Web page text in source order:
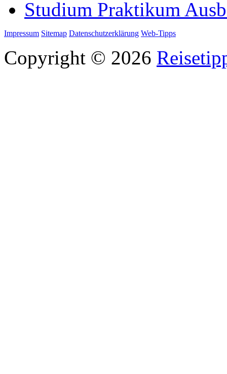
Studium Praktikum
Impressum Sitemap Datenschutzerklärung Web-Tipps
Copyright © 2026